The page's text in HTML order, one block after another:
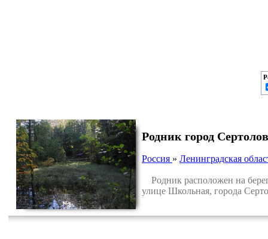
Родник город
Россия » Ленинградская
Родник расположен на
улице Школьная, города